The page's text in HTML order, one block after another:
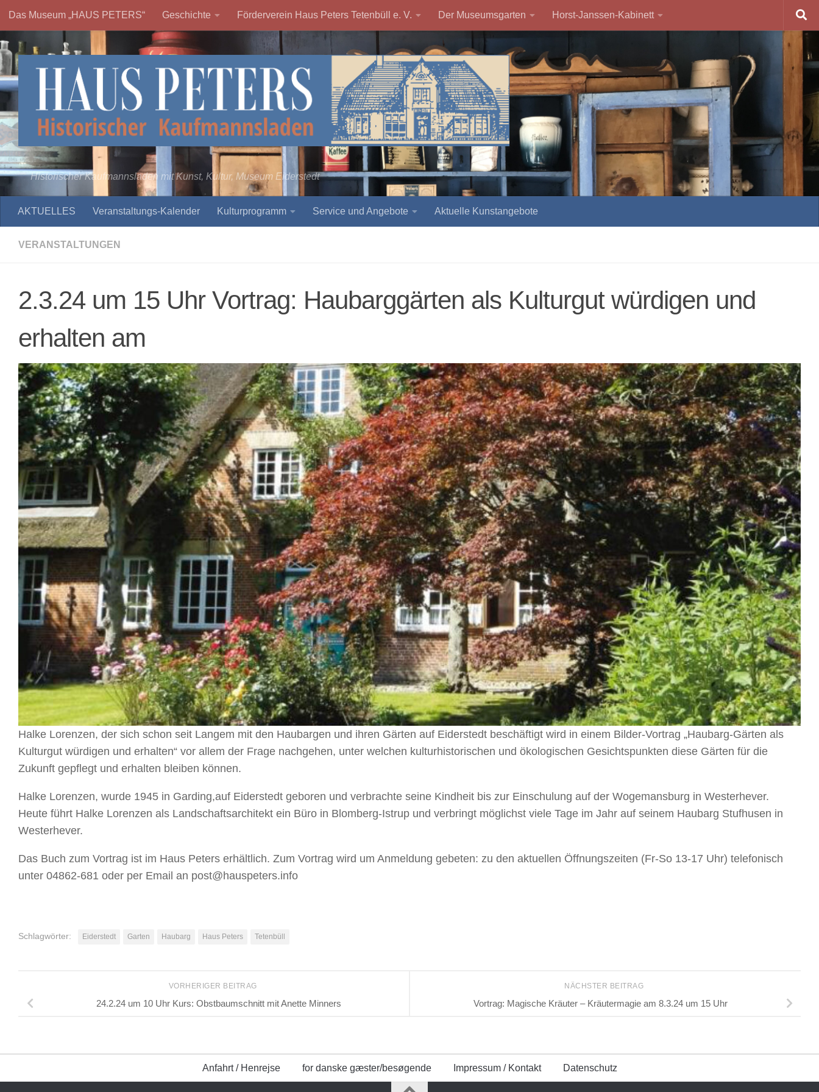
Zum Inhalt springen
Das Museum „HAUS PETERS“ Geschichte Förderverein Haus Peters Tetenbüll e. V. Der Museumsgarten Horst-Janssen-Kabinett
Historischer Kaufmannsladen mit Kunst, Kultur, Museum Eiderstedt
AKTUELLES Veranstaltungs-Kalender Kulturprogramm Service und Angebote Aktuelle Kunstangebote
VERANSTALTUNGEN
2.3.24 um 15 Uhr Vortrag: Haubarggärten als Kulturgut würdigen und
erhalten am
Halke Lorenzen, der sich schon seit Langem mit den Haubargen und ihren Gärten auf Eiderstedt beschäftigt wird in einem Bilder-Vortrag „Haubarg-Gärten als
Kulturgut würdigen und erhalten“ vor allem der Frage nachgehen, unter welchen kulturhistorischen und ökologischen Gesichtspunkten diese Gärten für die
Zukunft gepflegt und erhalten bleiben können.
Halke Lorenzen, wurde 1945 in Garding,auf Eiderstedt geboren und verbrachte seine Kindheit bis zur Einschulung auf der Wogemansburg in Westerhever.
Heute führt Halke Lorenzen als Landschaftsarchitekt ein Büro in Blomberg-Istrup und verbringt möglichst viele Tage im Jahr auf seinem Haubarg Stufhusen in
Westerhever.
Das Buch zum Vortrag ist im Haus Peters erhältlich. Zum Vortrag wird um Anmeldung gebeten: zu den aktuellen Öffnungszeiten (Fr-So 13-17 Uhr) telefonisch
unter 04862-681 oder per Email an post@hauspeters.info
Schlagwörter: Eiderstedt Garten Haubarg Haus Peters Tetenbüll
NÄCHSTER BEITRAG
Vortrag: Magische Kräuter – Kräutermagie am 8.3.24 um 15 Uhr
VORHERIGER BEITRAG
24.2.24 um 10 Uhr Kurs: Obstbaumschnitt mit Anette Minners
Anfahrt / Henrejse for danske gæster/besøgende Impressum / Kontakt Datenschutz